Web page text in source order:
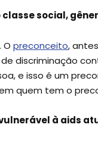
classe social,
O preconceito,
discriminação
e isso é um
quem tem o
vulnerável à aids